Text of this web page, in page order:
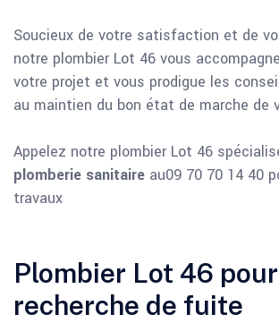
Soucieux de votre satisfaction et de
notre plombier Lot 46 vous
votre projet et vous prodigue les
au maintien du bon état de marche de
Appelez notre plombier Lot 46
plomberie sanitaire au09 70 70 14 40
travaux
Plombier Lot 46
recherche de fuite